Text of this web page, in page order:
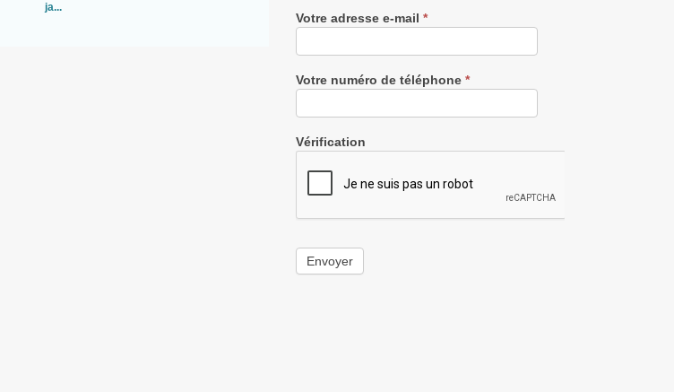
ja...
Votre adresse e-mail *
Votre numéro de téléphone *
Vérification
Envoyer